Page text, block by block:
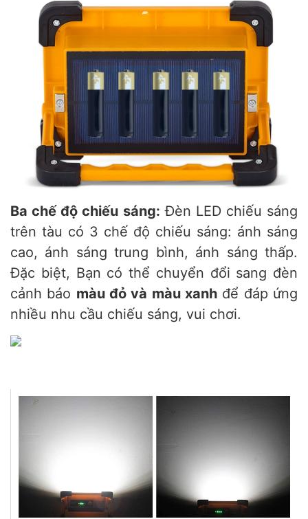
Ba chế độ chiếu sáng: Đèn LED chiếu sáng
trên tàu có 3 chế độ chiếu sáng: ánh sáng
cao, ánh sáng trung bình, ánh sáng thấp.
Đặc biệt, Bạn có thể chuyển đổi sang đèn
cảnh báo màu đỏ và màu xanh để đáp ứng
nhiều nhu cầu chiếu sáng, vui chơi.